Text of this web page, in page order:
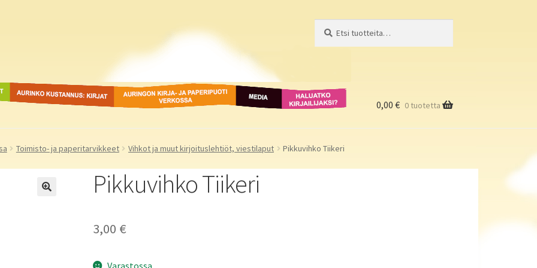
Aurinko Kustannus: kirjat Auringon kirja- ja
paperipuodit verkossa
Media
Haluatko
kirjailijaksi?
0,00 € 0 tuotetta
Toimisto- ja paperitarvikkeet Vihkot ja muut kirjoituslehtiöt, viestilaput Pikkuvihko Tiikeri
Pikkuvihko Tiikeri
3,00 €